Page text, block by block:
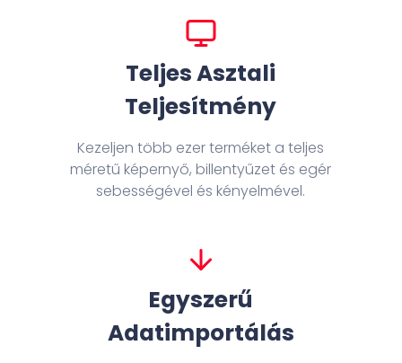
Teljes Asztali
Teljesítmény
Kezeljen több ezer terméket a teljes
méretű képernyő, billentyűzet és egér
sebességével és kényelmével.
Egyszerű
Adatimportálás